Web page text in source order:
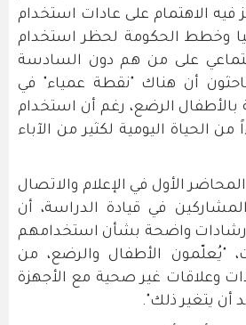
فيه الاهتمام على عادات استخدام
وخطط الحكومة لحظر استخدام
على من هم دون السادسة
أن هناك "نقطة عمياء" في
الرضع، رغم أن استخدام
الحياة اليومية لكثير من الآباء
الأول في الإعلام والاتصال
في قيادة الدراسة، أن
إرشادات واضحة بشأن استخدامهم
"يُعلّمون الأطفال والرضع، من
وعلاقات غير صحية مع الأجهزة
أن يتغير ذلك".